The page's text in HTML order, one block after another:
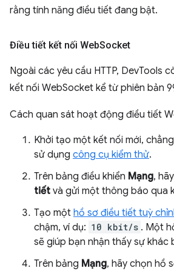
rằng tính năng điều tiết đang bật.
Điều tiết kết nối WebSocket
Ngoài các yêu cầu HTTP, DevTools
kết nối WebSocket kể từ phiên bản
Cách quan sát hoạt động điều tiết
Khởi tạo một kết nối mới,
sử dụng công cụ kiểm thử.
Trên bảng điều khiển Mạng,
tiết và gửi một thông báo qua
Tạo một hồ sơ điều tiết tuỳ
chậm, ví dụ: 10 kbit/s . Một
sẽ giúp bạn nhận thấy sự khác
Trên bảng Mạng, hãy chọn hồ